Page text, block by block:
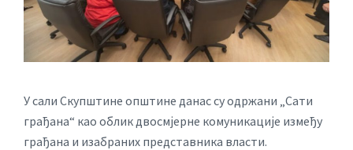
У сали Скупштине општине данас су одржани „Сати
грађана“ као облик двосмјерне комуникације између
грађана и изабраних представника власти.